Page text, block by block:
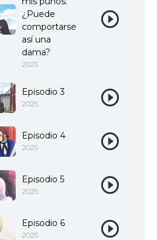
¿Puede
comportarse
así una
dama?
2025
Episodio 3
2025
Episodio 4
2025
Episodio 5
2025
Episodio 6
2025